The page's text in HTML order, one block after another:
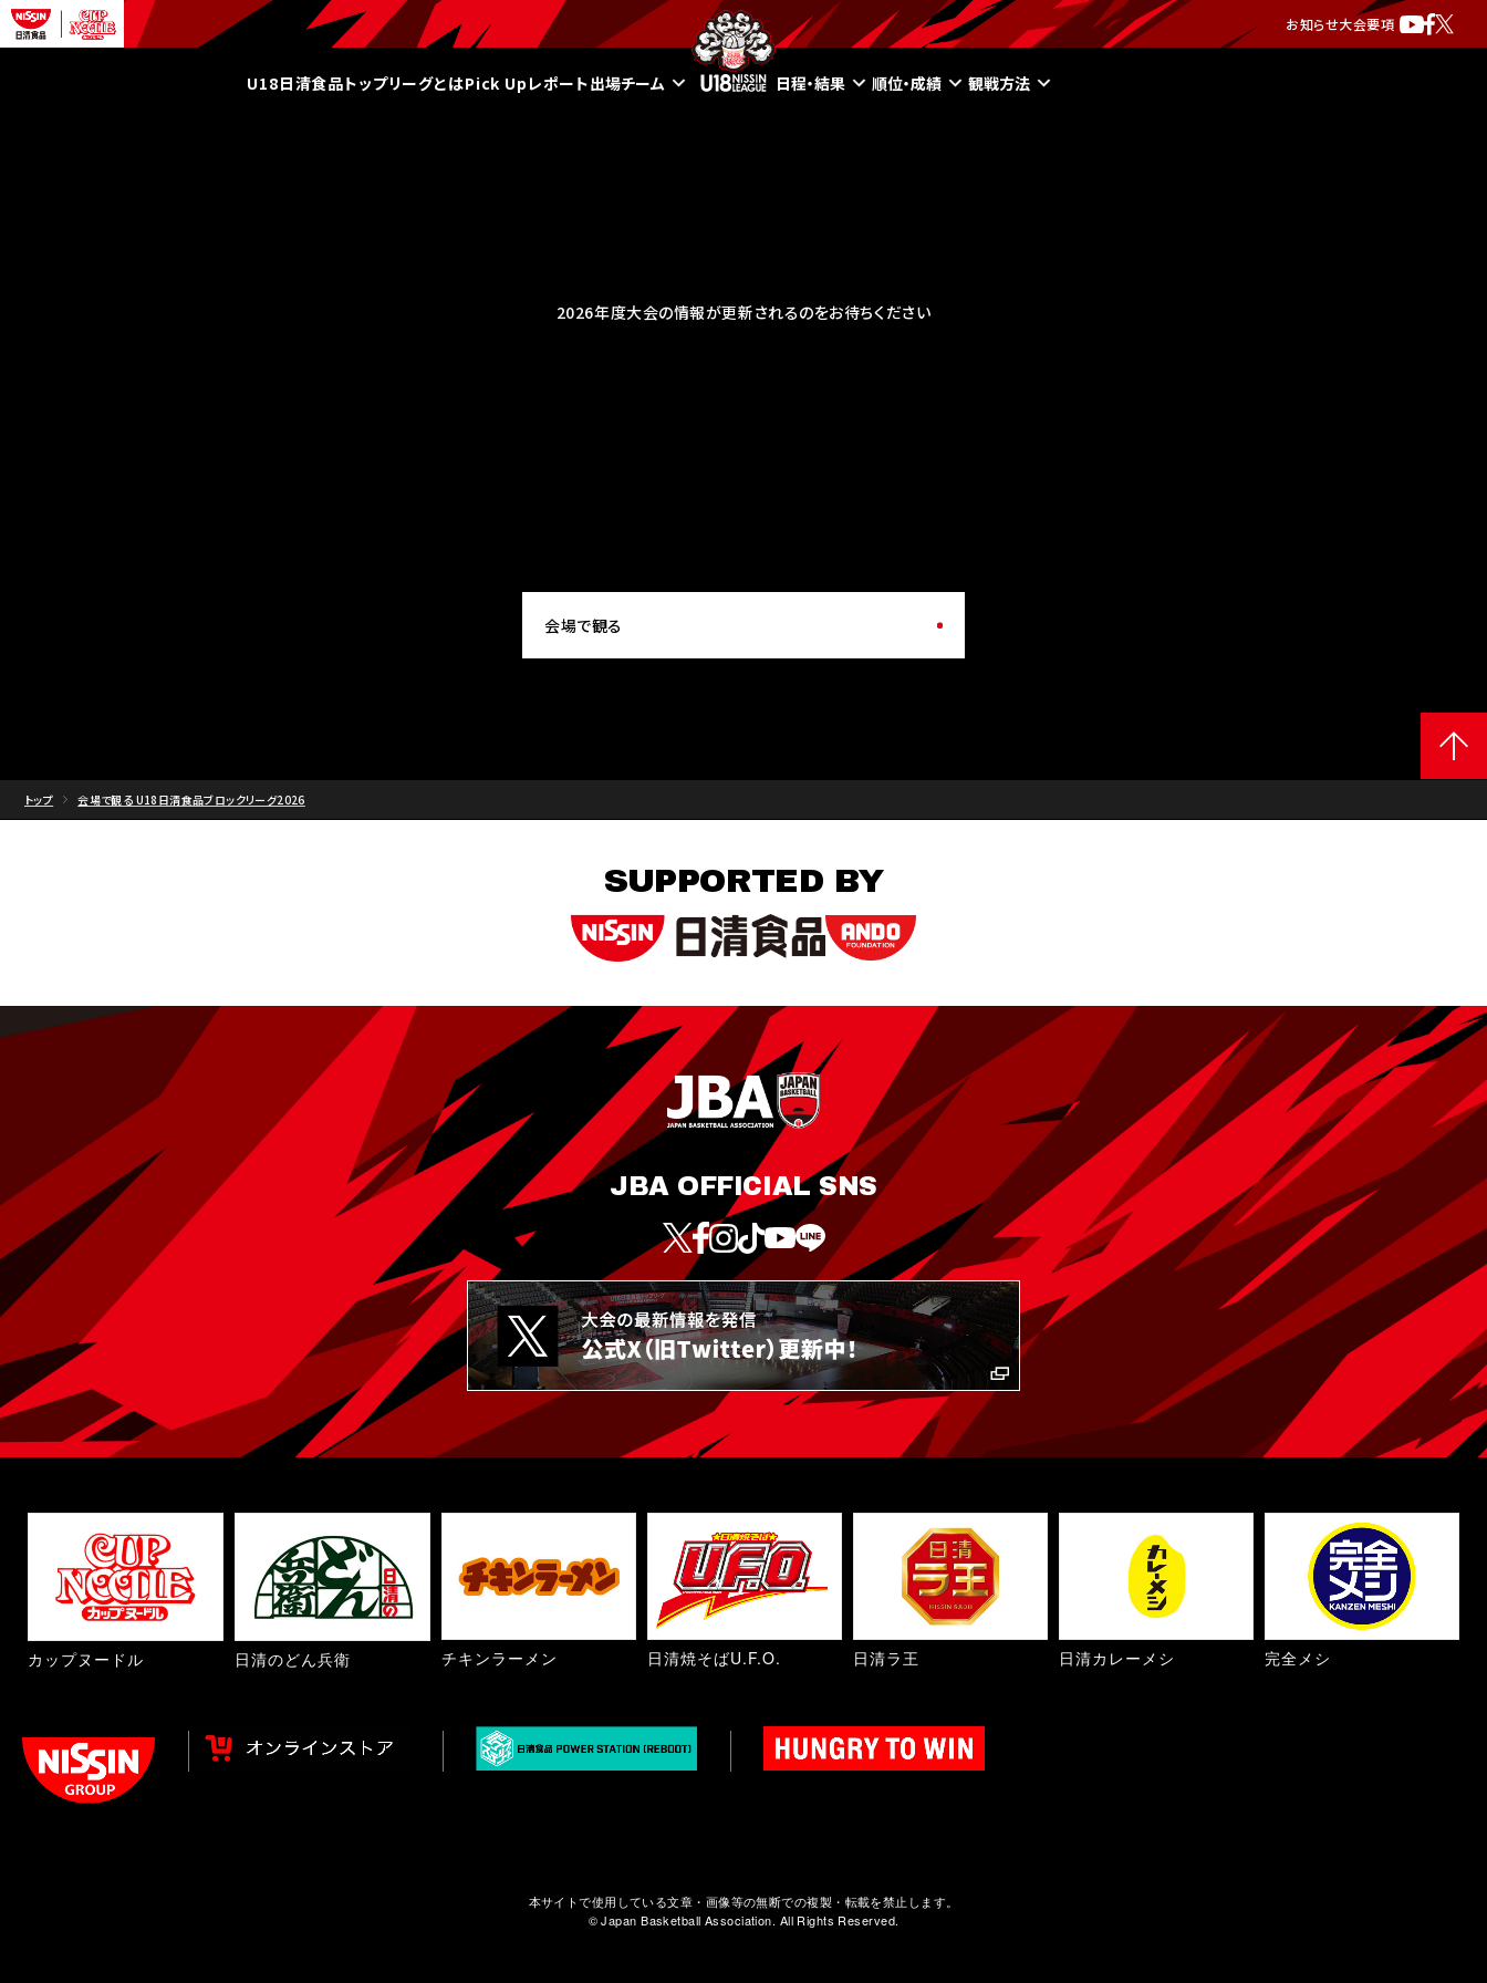
お知らせ大会要項
U18日清食品トップリーグとはPick Upレポート出場チーム 日程・結果 順位・成績 観戦方法
2026年度大会の情報が更新されるのをお待ちください
会場で観る
トップ 会場で観る U18日清食品ブロックリーグ2026
SUPPORTED BY
JBA OFFICIAL SNS
カップヌードル 日清のどん兵衛 チキンラーメン 日清焼そばU.F.O. 日清ラ王 日清カレーメシ 完全メシ
本サイトで使用している文章・画像等の無断での複製・転載を禁止します。
© Japan Basketball Association. All Rights Reserved.